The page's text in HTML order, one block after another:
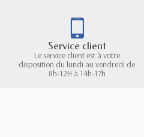
Service client
Le service client est à votre
disposition du lundi au vendredi de
8h-12H à 14h-17h